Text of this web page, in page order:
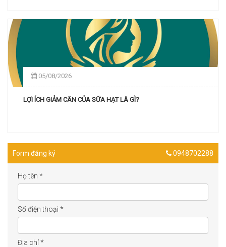
05/08/2026
LỢI ÍCH GIẢM CÂN CỦA SỮA HẠT LÀ GÌ?
Form đăng ký 0948702288
Họ tên *
Số điện thoại *
Địa chỉ*